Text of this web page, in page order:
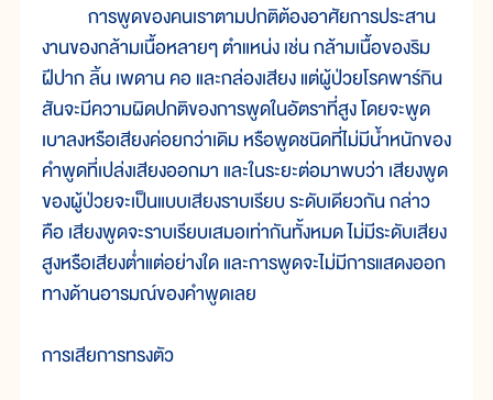
การพูดของคนเราตามปกติต้องอาศัยการประสาน
งานของกล้ามเนื้อหลายๆ ตำแหน่ง เช่น กล้ามเนื้อของริม
ฝีปาก ลิ้น เพดาน คอ และกล่องเสียง แต่ผู้ป่วยโรคพาร์กิน
สันจะมีความผิดปกติของการพูดในอัตราที่สูง โดยจะพูด
เบาลงหรือเสียงค่อยกว่าเดิม หรือพูดชนิดที่ไม่มีน้ำหนักของ
คำพูดที่เปล่งเสียงออกมา และในระยะต่อมาพบว่า เสียงพูด
ของผู้ป่วยจะเป็นแบบเสียงราบเรียบ ระดับเดียวกัน กล่าว
คือ เสียงพูดจะราบเรียบเสมอเท่ากันทั้งหมด ไม่มีระดับเสียง
สูงหรือเสียงต่ำแต่อย่างใด และการพูดจะไม่มีการแสดงออก
ทางด้านอารมณ์ของคำพูดเลย
การเสียการทรงตัว